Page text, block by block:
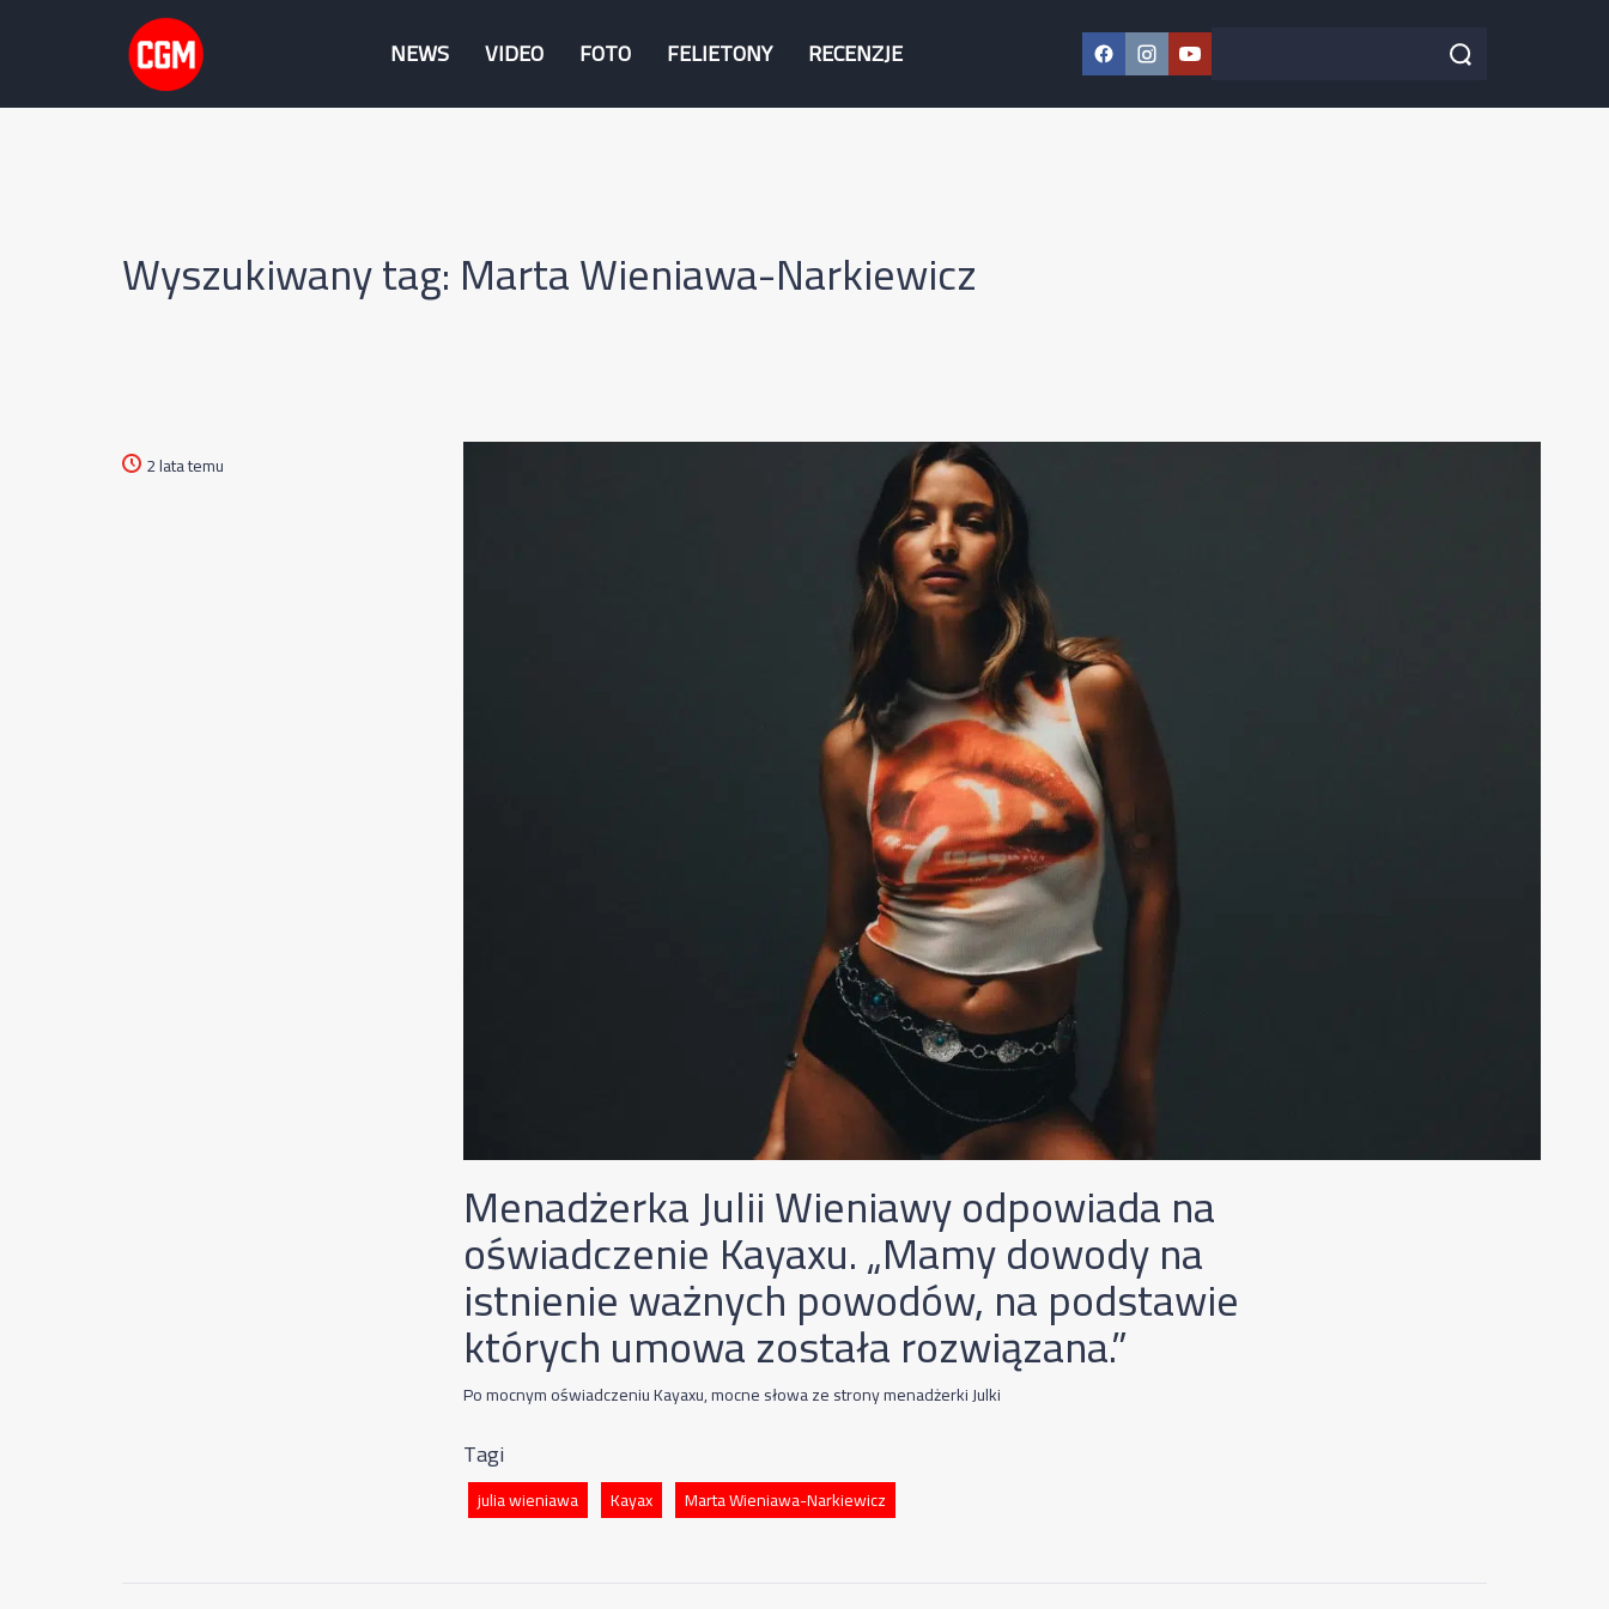
NEWS VIDEO FOTO FELIETONY RECENZJE Facebook
Instagram
YouTube
Szukaj w serwisie Szukaj
Wyszukiwany tag: Marta Wieniawa-Narkiewicz
2 lata temu
Menadżerka Julii Wieniawy odpowiada na
oświadczenie Kayaxu. „Mamy dowody na
istnienie ważnych powodów, na podstawie
których umowa została rozwiązana.”
Po mocnym oświadczeniu Kayaxu, mocne słowa ze strony menadżerki Julki
Tagi
julia wieniawa Kayax Marta Wieniawa-Narkiewicz